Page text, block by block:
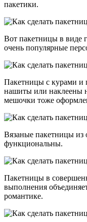
пакетики.
Вот пакетницы в виде
очень популярные
Пакетницы с курами и
нашиты или наклеены
мешочки тоже
Вязаные пакетницы из
функциональны.
Пакетницы в
выполнения
романтике.